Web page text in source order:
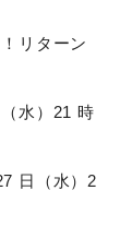
リターン
水） 21時
日（水） 2